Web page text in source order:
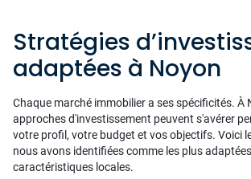
Stratégies
adaptées à Noyon
Chaque marché immobilier a ses spécificités. À
approches d'investissement peuvent s'avérer
votre profil, votre budget et vos objectifs. Voici
nous avons identifiées comme les plus
caractéristiques locales.